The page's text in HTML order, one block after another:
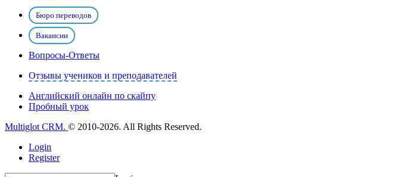
Бюро переводов
Вакансии
Вопросы-Ответы
Отзывы учеников и преподавателей
Английский онлайн по скайпу
Пробный урок
Multiglot CRM. © 2010-2026. All Rights Reserved.
Login
Register